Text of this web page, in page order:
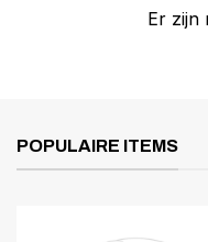
Er zijn
POPULAIRE ITEMS